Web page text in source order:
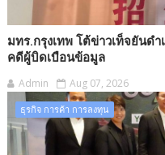
มทร.กรุงเทพ โต้ข่าวเท็จยันด
คดีผู้บิดเบือนข้อมูล
Admin Aug 07, 2026
ธุรกิจ การค้า การลงทุน